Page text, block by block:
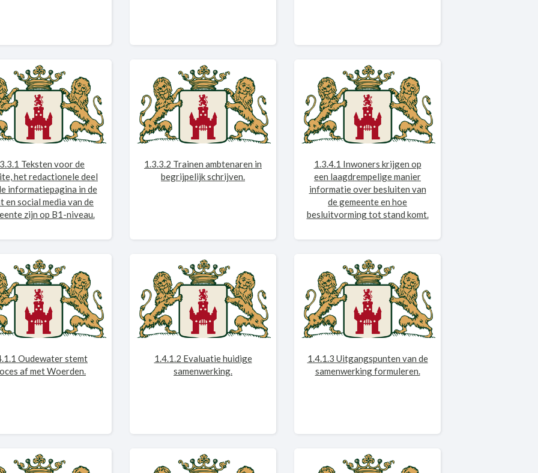
Teksten voor de
het redactionele deel
informatiepagina in de
en social media van de
zijn op B1-niveau.
1.3.3.2 Trainen ambtenaren in
begrijpelijk schrijven.
1.3.4.1 Inwoners krijgen op
een laagdrempelige manier
informatie over besluiten van
de gemeente en hoe
besluitvorming tot stand komt.
Oudewater stemt
af met Woerden.
1.4.1.2 Evaluatie huidige
samenwerking.
1.4.1.3 Uitgangspunten van de
samenwerking formuleren.